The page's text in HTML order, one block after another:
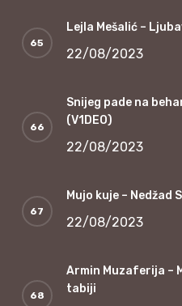
Lejla Mešalić –
22/08/2023
Snijeg pade na
(V1DEO)
22/08/2023
Mujo kuje – Nedžad
22/08/2023
Armin Muzaferija –
tabiji